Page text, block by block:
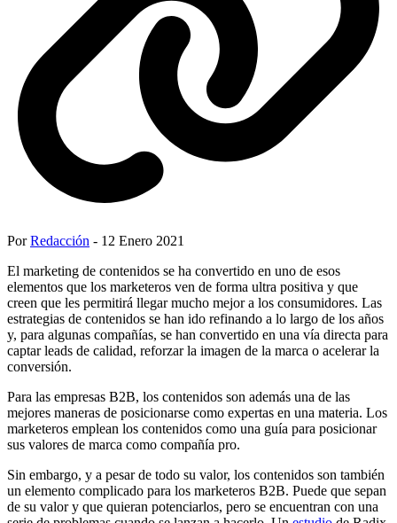
PorRedacción - 12 Enero 2021
El marketing de contenidos se ha convertido en uno de esos
elementos que los marketeros ven de forma ultra positiva y que
creen que les permitirá llegar mucho mejor a los consumidores. Las
estrategias de contenidos se han ido refinando a lo largo de los años
y, para algunas compañías, se han convertido en una vía directa para
captar leads de calidad, reforzar la imagen de la marca o acelerar la
conversión.
Para las empresas B2B, los contenidos son además una de las
mejores maneras de posicionarse como expertas en una materia. Los
marketeros emplean los contenidos como una guía para posicionar
sus valores de marca como compañía pro.
Sin embargo, y a pesar de todo su valor, los contenidos son también
un elemento complicado para los marketeros B2B. Puede que sepan
de su valor y que quieran potenciarlos, pero se encuentran con una